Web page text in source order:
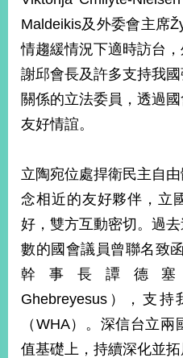
平
護
照
回
網
導
覽
於
本
部
新
聞
中
心
外
交
Maldeikis及外委會主席
情趨緩情況下適時訪台
謝邱會長及許多支持我
關係的立法委員，透過
友好情誼。
立陶宛位處捍衛民主自
念相近的友好夥伴，立
好，雙方互動密切。過
數的國會議員曾聯名致
幹事長譚德塞（
Ghebreyesus），支
（WHA）。深信台立
值基礎上，持續深化並